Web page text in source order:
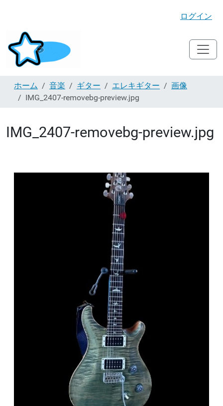
ログイン
ホーム 音楽 ギター エレキギター
画像
IMG_2407-removebg-preview.jpg
IMG_2407-removebg-preview.jpg